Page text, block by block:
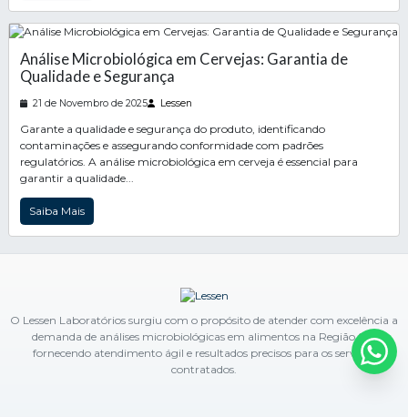
Análise Microbiológica em Cervejas: Garantia de
Qualidade e Segurança
21 de Novembro de 2025 Lessen
Garante a qualidade e segurança do produto, identificando
contaminações e assegurando conformidade com padrões
regulatórios. A análise microbiológica em cerveja é essencial para
garantir a qualidade...
Saiba Mais
O Lessen Laboratórios surgiu com o propósito de atender com excelência a
demanda de análises microbiológicas em alimentos na Região Sul,
fornecendo atendimento ágil e resultados precisos para os serviços
contratados.